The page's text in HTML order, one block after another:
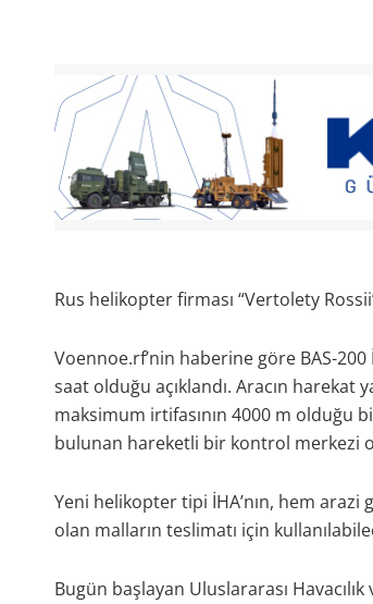
Rus helikopter firması “Vertolety
Voennoe.rf’nin haberine göre BAS-200
saat olduğu açıklandı. Aracın harekat
maksimum irtifasının 4000 m olduğu
bulunan hareketli bir kontrol merkezi
Yeni helikopter tipi İHA’nın, hem
olan malların teslimatı için
Bugün başlayan Uluslararası